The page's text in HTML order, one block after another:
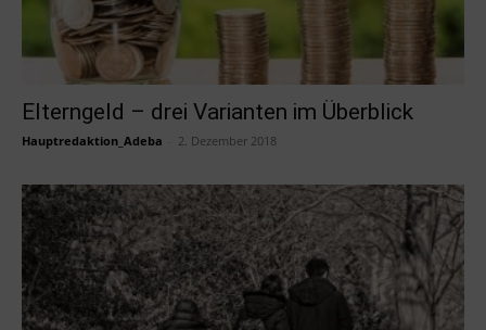
Elterngeld – drei Varianten im Überblick
Hauptredaktion_Adeba 2. Dezember 2018